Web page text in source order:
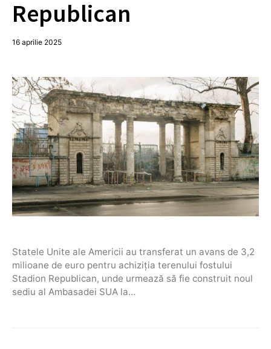
Republican
16 aprilie 2025
Statele Unite ale Americii au transferat un avans de 3,2
milioane de euro pentru achiziția terenului fostului
Stadion Republican, unde urmează să fie construit noul
sediu al Ambasadei SUA la…